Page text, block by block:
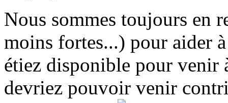
Nous sommes toujours en
moins fortes...) pour aider
étiez disponible pour venir
devriez pouvoir venir